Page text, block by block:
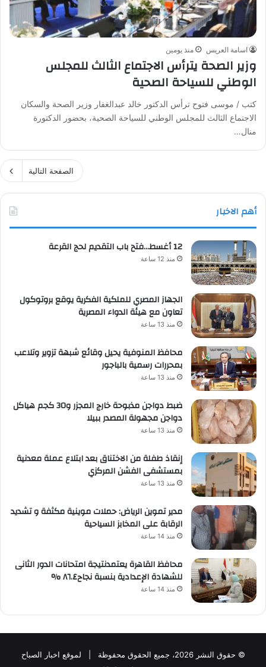
اسامة العريس منذ يومين
وزير الصحة يترأس الاجتماع الثالث للمجلس
الوطني للسياحة الصحية
كتب / موسى فتوح ترأس الدكتور خالد عبدالغفار وزير الصحة والسكان
الاجتماع الثالث للمجلس الوطني للسياحة الصحية، بحضور الدكتورة
منال…
الصفحة التالية
أهم الاخبار
12 أغسط…فتح باب التقديم لحج القرعة
منذ 12 ساعة
الجهاز المصري للملكية الفكرية يوقع بروتوكول
تعاون مع هيئة الدواء المصرية
منذ 13 ساعة
محافظ المنوفية يحيل وقائع شبهة تزوير وتلاعب
بمحررات رسمية بالباجور
منذ 13 ساعة
ضبط دواجن مذبوحة خارج المجزر و30 كجم هياكل
دواجن مجهولة المصدر ببيلا
منذ 13 ساعة
إنقاذ طفلة من الاختناق بعد ابتلاع عملة معدنية
بمستشفى الفشن المركزي
منذ 13 ساعة
مدير تموين الرياض: حملات موينية مكثفة و تشديد
الرقابة على المخابز السياحية
منذ 14 ساعة
محافظ القاهرة يعتمدنتيجة امتحانات الدور الثانى
للشهادة الإعدادية بنسبة نجاح٨٦.٤ %
منذ 14 ساعة
© حقوق النشر 2026، جميع الحقوق محفوظة | لموقع اخبار الصباح